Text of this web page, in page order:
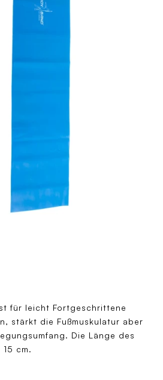
für leicht Fortgeschrittene
stärkt die Fußmuskulatur aber
Die Länge des
cm.